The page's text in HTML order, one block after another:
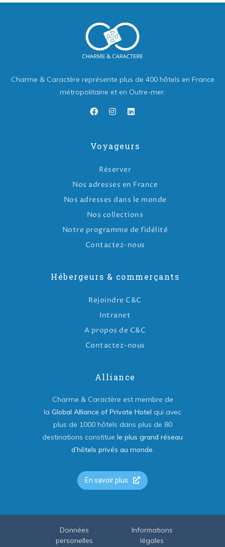
Charme & Caractère représente plus de 400 hôtels en France
métropolitaine et en Outre-mer.
Voyageurs
Réserver
Nos adresses en France
Nos adresses dans le monde
Nos collections
Notre programme de fidélité
Contactez-nous
Hébergeurs & commerçants
Rejoindre C&C
Intranet
A propos de C&C
Contactez-nous
Alliance
Charme & Caractère est membre de
la Global Alliance of Private Hotel qui avec
plus de 1000 hôtels dans plus de 80
destinations constitue le plus grand réseau
d’hôtels privés au monde.
En savoir plus
Données
personelles
Informations
légales